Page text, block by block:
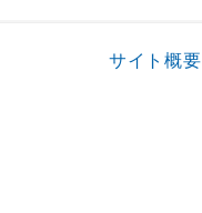
サイト概要